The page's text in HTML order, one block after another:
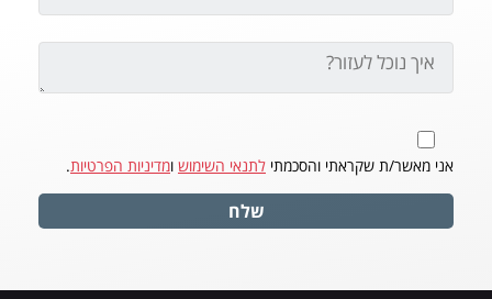
אני מאשר/ת שקראתי והסכמתי לתנאי השימוש ומדיניות הפרטיות.
שלח